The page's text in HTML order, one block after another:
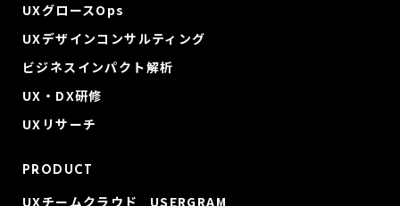
UXグロースOps
UXデザインコンサルティング
ビジネスインパクト解析
UX・DX研修
UXリサーチ
PRODUCT
UXチームクラウド USERGRAM